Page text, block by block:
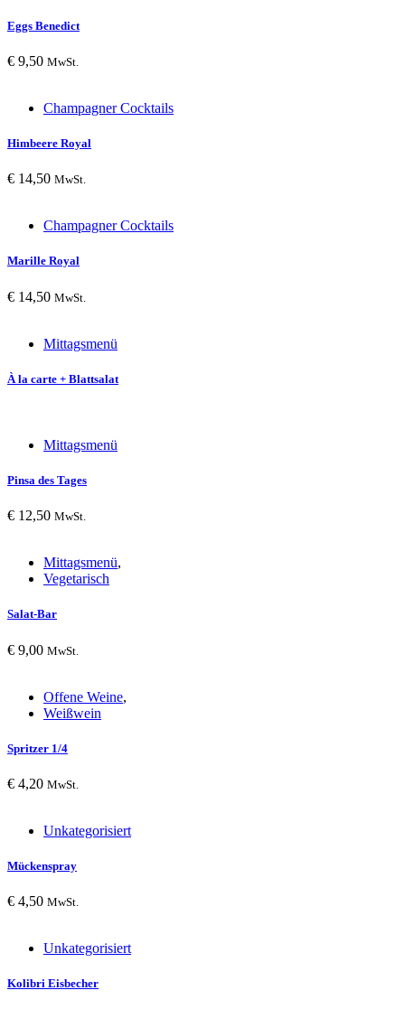
Eggs Benedict
€ 9,50 MwSt.
Champagner Cocktails
Himbeere Royal
€ 14,50 MwSt.
Champagner Cocktails
Marille Royal
€ 14,50 MwSt.
Mittagsmenü
À la carte + Blattsalat
Mittagsmenü
Pinsa des Tages
€ 12,50 MwSt.
Mittagsmenü,
Vegetarisch
Salat-Bar
€ 9,00 MwSt.
Offene Weine,
Weißwein
Spritzer 1/4
€ 4,20 MwSt.
Unkategorisiert
Mückenspray
€ 4,50 MwSt.
Unkategorisiert
Kolibri Eisbecher